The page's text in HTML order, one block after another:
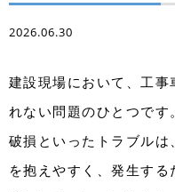
2026.06.30
建設現場において、工
れない問題のひとつで
破損といったトラブル
を抱えやすく、発生す